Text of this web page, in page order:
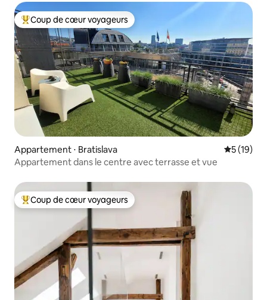
Coups de cœur voyageurs les plus appréciés
Coup de cœur voyageurs
Appartement ⋅ Bratislava
5 (19)
Appartement dans le centre avec terrasse et vue
Coups de cœur voyageurs les plus appréciés
Coup de cœur voyageurs